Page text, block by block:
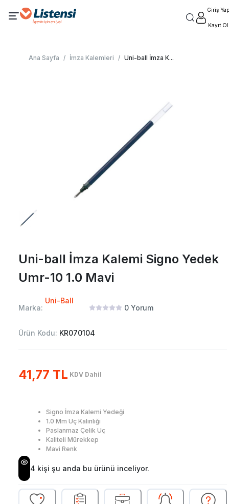
Giriş Yap
Kayıt Ol
Ana Sayfa / İmza Kalemleri / Uni-ball İmza K...
Uni-ball İmza Kalemi Signo Yedek
Umr-10 1.0 Mavi
Marka:
Uni-Ball
0 Yorum
Ürün Kodu: KR070104
41,77 TL KDV Dahil
Signo İmza Kalemi Yedeği
1.0 Mm Uç Kalınlığı
Paslanmaz Çelik Uç
Kaliteli Mürekkep
Mavi Renk
4 kişi şu anda bu ürünü inceliyor.